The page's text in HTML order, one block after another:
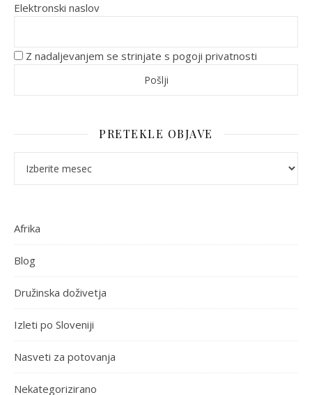
Elektronski naslov
Z nadaljevanjem se strinjate s pogoji privatnosti
PRETEKLE OBJAVE
Afrika
Blog
Družinska doživetja
Izleti po Sloveniji
Nasveti za potovanja
Nekategorizirano